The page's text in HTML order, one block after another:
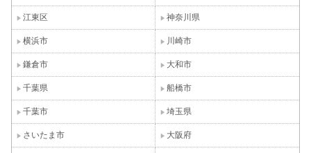
江東区 神奈川県
横浜市 川崎市
鎌倉市 大和市
千葉県 船橋市
千葉市 埼玉県
さいたま市 大阪府